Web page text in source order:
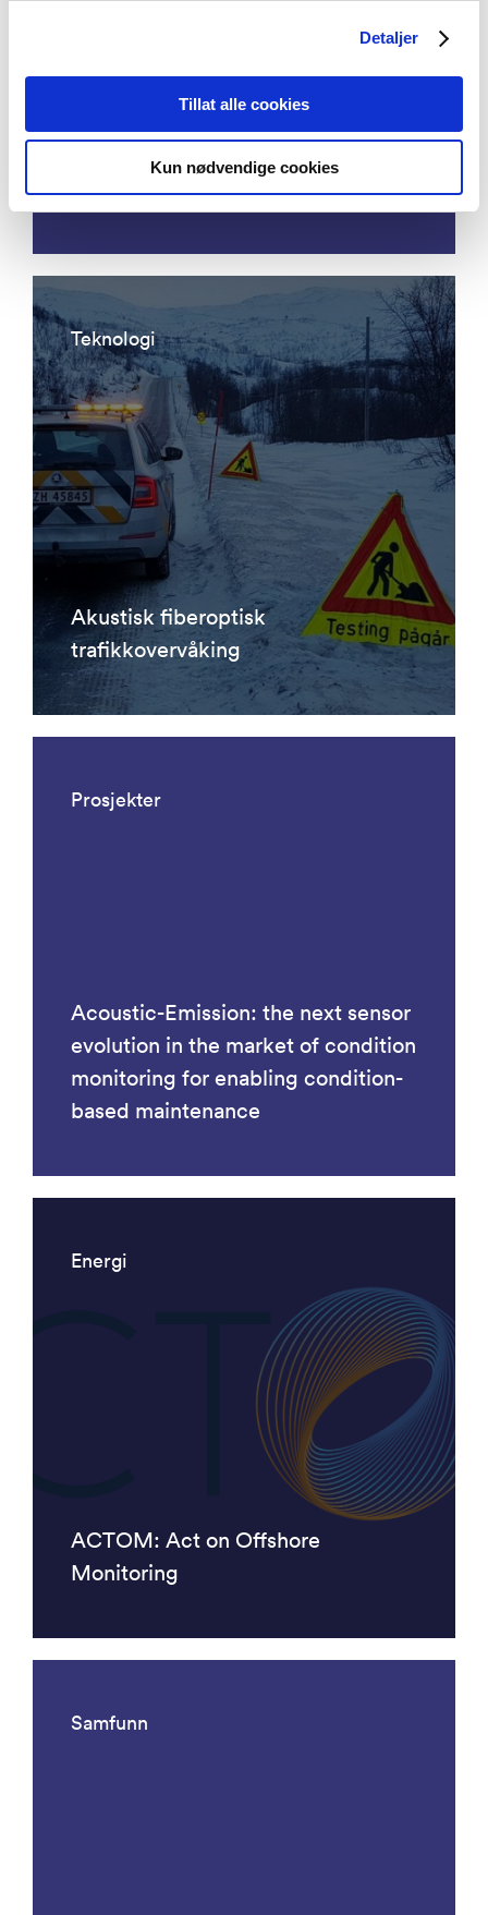
Detaljer
Tillat alle cookies
Kun nødvendige cookies
instrumentation for permanent
condition monitoring of pipeline
Teknologi
Akustisk fiberoptisk
trafikkovervåking
Prosjekter
Acoustic-Emission: the next sensor
evolution in the market of condition
monitoring for enabling condition-
based maintenance
Energi
ACTOM: Act on Offshore
Monitoring
Samfunn